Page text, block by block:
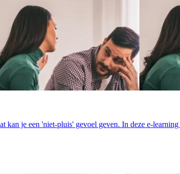
je een 'niet-pluis' gevoel geven. In deze e-